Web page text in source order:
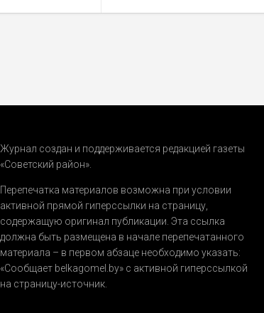
Журнал создан и поддерживается редакцией газеты
«Советский район».
Перепечатка материалов возможна при условии
активной прямой гиперссылки на страницу,
содержащую оригинал публикации. Эта ссылка
должна быть размещена в начале перепечатанного
материала – в первом абзаце необходимо указать:
«Сообщает belkagomel.by»с активной гиперссылкой
на страницу-источник.